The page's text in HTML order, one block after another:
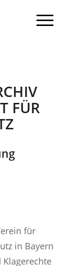
FÜR
für
in Bayern
Klagerechte